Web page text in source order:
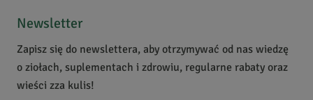
4
2
0
1
0
Newsletter
Zapisz się do newslettera, aby otrzymywać od nas wiedzę
o ziołach, suplementach i zdrowiu, regularne rabaty oraz
wieści zza kulis!